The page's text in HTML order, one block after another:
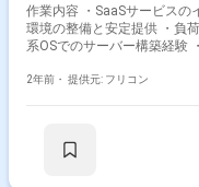
作業内容 ・SaaSサービスの
環境の整備と安定提供 ・負
系OSでのサーバー構築経験
・新規サービス立ち上げ時
2年前・ 提供元: フリコン